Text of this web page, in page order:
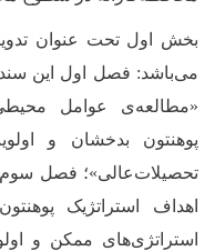
بخش اول تحت عنوان
می‌باشد: فصل اول این سند
«مطالعه‌ی عوامل
پوهنتون بدخشان و
تحصیلات‌عالی»؛ فصل سوم
اهداف استراتژیک
استراتژی‌های ممکن و